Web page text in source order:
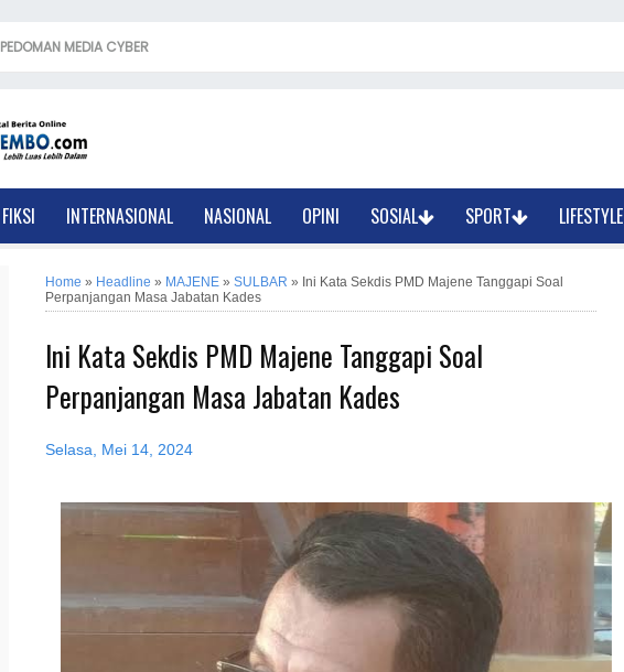
PEDOMAN MEDIA CYBER
FIKSI INTERNASIONAL NASIONAL OPINI SOSIAL SPORT LIFESTYLE
Home » Headline » MAJENE » SULBAR » Ini Kata Sekdis PMD Majene Tanggapi Soal
Perpanjangan Masa Jabatan Kades
Ini Kata Sekdis PMD Majene Tanggapi Soal
Perpanjangan Masa Jabatan Kades
Selasa, Mei 14, 2024